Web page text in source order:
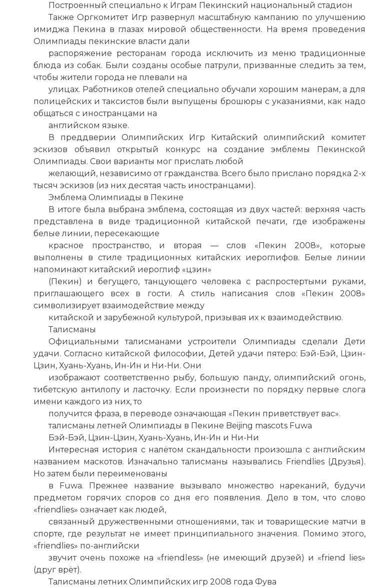
Построенный специально к Играм Пекинский национальный стадион
Также Оргкомитет Игр развернул масштабную кампанию по улучшению
имиджа Пекина в глазах мировой общественности. На время проведения
Олимпиады пекинские власти дали
распоряжение ресторанам города исключить из меню традиционные
блюда из собак. Были созданы особые патрули, призванные следить за тем,
чтобы жители города не плевали на
улицах. Работников отелей специально обучали хорошим манерам, а для
полицейских и таксистов были выпущены брошюры с указаниями, как надо
общаться с иностранцами на
английском языке.
В преддверии Олимпийских Игр Китайский олимпийский комитет
эскизов объявил открытый конкурс на создание эмблемы Пекинской
Олимпиады. Свои варианты мог прислать любой
желающий, независимо от гражданства. Всего было прислано порядка 2-х
тысяч эскизов (из них десятая часть иностранцами).
Эмблема Олимпиады в Пекине
В итоге была выбрана эмблема, состоящая из двух частей: верхняя часть
представлена в виде традиционной китайской печати, где изображены
белые линии, пересекающие
красное пространство, и вторая — слов «Пекин 2008», которые
выполнены в стиле традиционных китайских иероглифов. Белые линии
напоминают китайский иероглиф «цзин»
(Пекин) и бегущего, танцующего человека с распростертыми руками,
приглашающего всех в гости. А стиль написания слов «Пекин 2008»
символизирует взаимодействие между
китайской и зарубежной культурой, призывая их к взаимодействию.
Талисманы
Официальными талисманами устроители Олимпиады сделали Дети
удачи. Согласно китайской философии, Детей удачи пятеро: Бэй-Бэй, Цзин-
Цзин, Хуань-Хуань, Ин-Ин и Ни-Ни. Они
изображают соответственно рыбу, большую панду, олимпийский огонь,
тибетскую антилопу и ласточку. Если произнести по порядку первые слога
имени каждого из них, то
получится фраза, в переводе означающая «Пекин приветствует вас».
талисманы летней Олимпиады в Пекине Beijing mascots Fuwa
Бэй-Бэй, Цзин-Цзин, Хуань-Хуань, Ин-Ин и Ни-Ни
Интересная история с налётом скандальности произошла с английским
названием маскотов. Изначально талисманы назывались Friendlies (Друзья).
Но затем были переименованы
в Fuwa. Прежнее название вызывало множество нареканий, будучи
предметом горячих споров со дня его появления. Дело в том, что слово
«friendlies» означает как людей,
связанный дружественными отношениями, так и товарищеские матчи в
спорте, где результат не имеет принципиального значения. Помимо этого,
«friendlies» по-английски
звучит очень похоже на «friendless» (не имеющий друзей) и «friend lies»
(друг врёт).
Талисманы летних Олимпийских игр 2008 года Фува
Фото статьи: